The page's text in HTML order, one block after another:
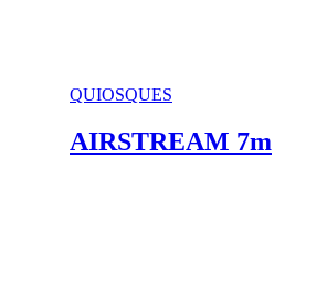
QUIOSQUES
AIRSTREAM 7m